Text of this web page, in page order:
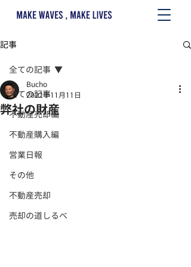
記事
全ての記事
不動産売却編
不動産購入編
営業日報
その他
不動産売却
売却の道しるべ
全ての記事
弊社の財産
Bucho
2022年11月11日